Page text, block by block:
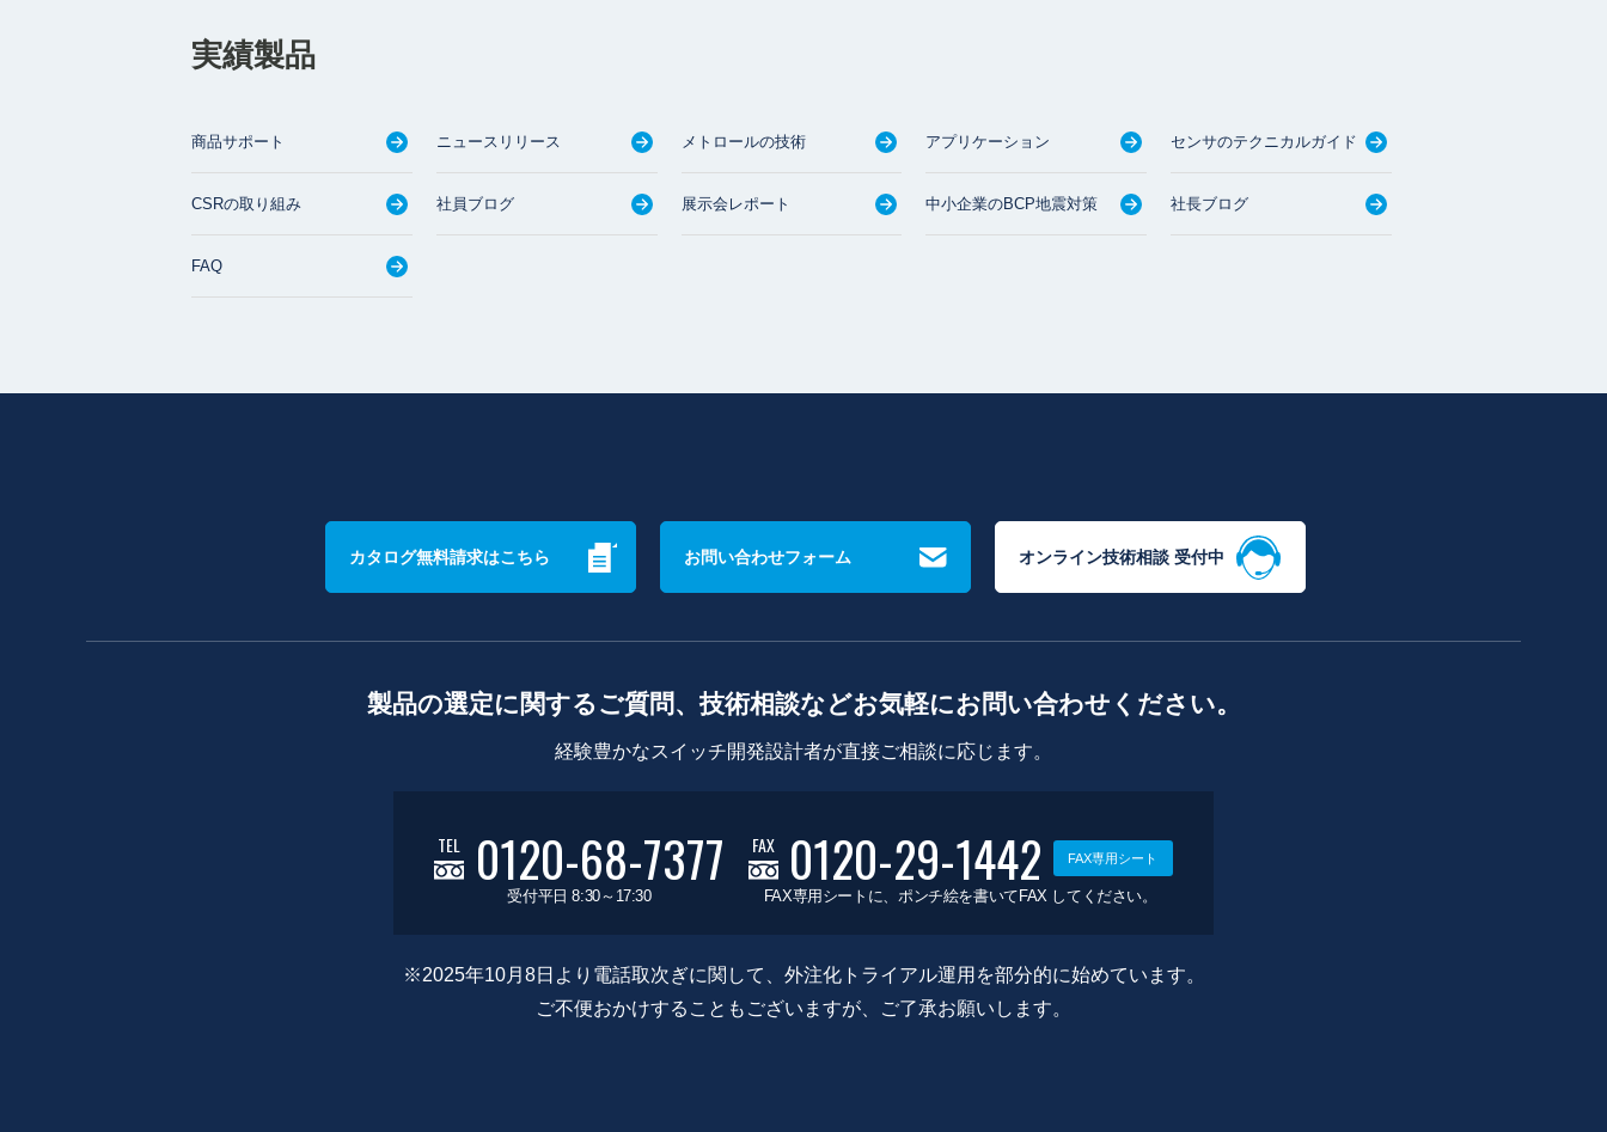
実績製品
商品サポート ニュースリリース メトロールの技術 アプリケーション センサのテクニカルガイド
CSRの取り組み 社員ブログ 展示会レポート 中小企業のBCP地震対策 社長ブログ
FAQ
カタログ無料請求はこちら お問い合わせフォーム オンライン技術相談 受付中
製品の選定に関するご質問、技術相談などお気軽にお問い合わせください。
経験豊かなスイッチ開発設計者が直接ご相談に応じます。
TEL 0120-68-7377
受付平日 8:30～17:30
FAX 0120-29-1442 FAX専用シート
FAX専用シートに、ポンチ絵を書いてFAX してください。
※2025年10月8日より電話取次ぎに関して、外注化トライアル運用を部分的に始めています。
ご不便おかけすることもございますが、ご了承お願いします。